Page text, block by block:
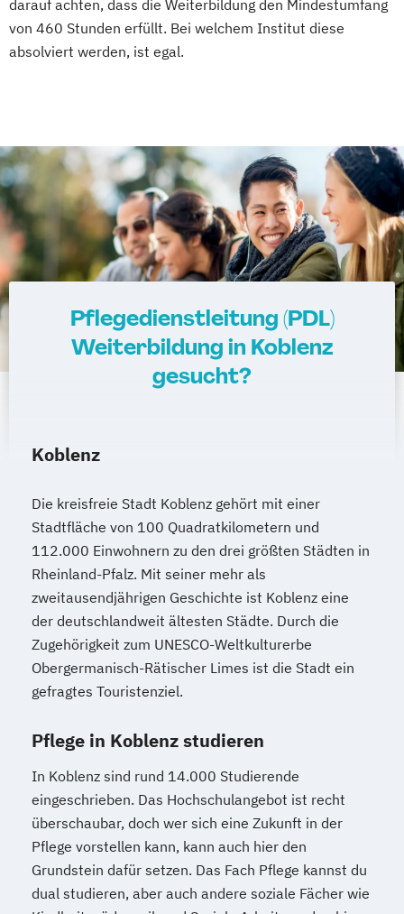
darauf achten, dass die Weiterbildung den Mindestumfang
von 460 Stunden erfüllt. Bei welchem Institut diese
absolviert werden, ist egal.
Pflegedienstleitung (PDL)
Weiterbildung in Koblenz
gesucht?
Koblenz
Die kreisfreie Stadt Koblenz gehört mit einer
Stadtfläche von 100 Quadratkilometern und
112.000 Einwohnern zu den drei größten Städten in
Rheinland-Pfalz. Mit seiner mehr als
zweitausendjährigen Geschichte ist Koblenz eine
der deutschlandweit ältesten Städte. Durch die
Zugehörigkeit zum UNESCO-Weltkulturerbe
Obergermanisch-Rätischer Limes ist die Stadt ein
gefragtes Touristenziel.
Pflege in Koblenz studieren
In Koblenz sind rund 14.000 Studierende
eingeschrieben. Das Hochschulangebot ist recht
überschaubar, doch wer sich eine Zukunft in der
Pflege vorstellen kann, kann auch hier den
Grundstein dafür setzen. Das Fach Pflege kannst du
dual studieren, aber auch andere soziale Fächer wie